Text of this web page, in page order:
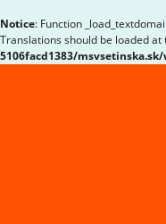
Notice: Function
Translations should be loaded at
5106facd1383/